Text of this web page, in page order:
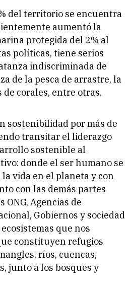
del territorio se encuentra
aumentó la
protegida del 2% al
políticas, tiene serios
indiscriminada de
de la pesca de arrastre, la
corales, entre otras.
sostenibilidad por más de
transitar el liderazgo
sostenible al
donde el ser humano se
vida en el planeta y con
con las demás partes
ONG, Agencias de
Gobiernos y sociedad
que nos
constituyen refugios
ríos, cuencas,
junto a los bosques y